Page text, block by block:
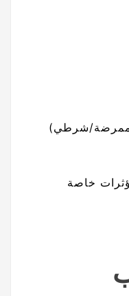
ممرضة/شرطي)
خاصة